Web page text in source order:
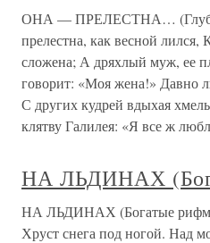
ОНА — ПРЕЛЕСТНА…
прелестна, как весной лился,
сложена; А дряхлый муж, ее
говорит: «Моя жена!» Давно
С других кудрей вдыхая
клятву Галилея: «Я все ж
НА ЛЬДИНАХ
НА ЛЬДИНАХ (Богатые
Хруст снега под ногой. Над